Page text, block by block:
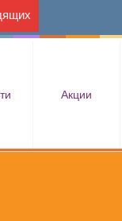
Акции